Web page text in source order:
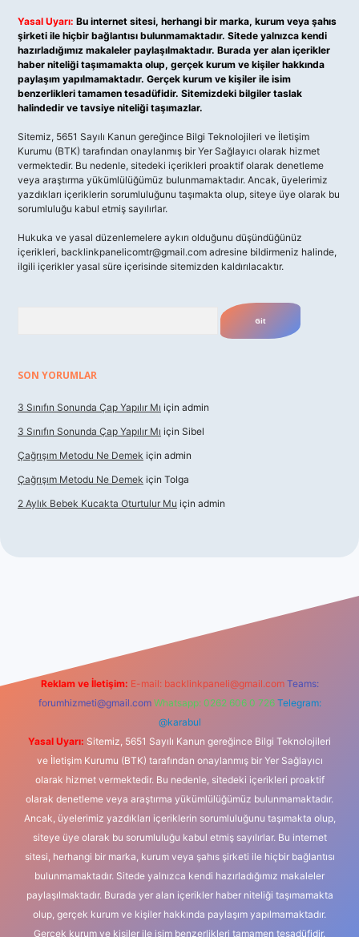
Yasal Uyarı: Bu internet sitesi, herhangi bir marka, kurum veya şahıs
şirketi ile hiçbir bağlantısı bulunmamaktadır. Sitede yalnızca kendi
hazırladığımız makaleler paylaşılmaktadır. Burada yer alan içerikler
haber niteliği taşımamakta olup, gerçek kurum ve kişiler hakkında
paylaşım yapılmamaktadır. Gerçek kurum ve kişiler ile isim
benzerlikleri tamamen tesadüfidir. Sitemizdeki bilgiler taslak
halindedir ve tavsiye niteliği taşımazlar.
Sitemiz, 5651 Sayılı Kanun gereğince Bilgi Teknolojileri ve İletişim
Kurumu (BTK) tarafından onaylanmış bir Yer Sağlayıcı olarak hizmet
vermektedir. Bu nedenle, sitedeki içerikleri proaktif olarak denetleme
veya araştırma yükümlülüğümüz bulunmamaktadır. Ancak, üyelerimiz
yazdıkları içeriklerin sorumluluğunu taşımakta olup, siteye üye olarak bu
sorumluluğu kabul etmiş sayılırlar.
Hukuka ve yasal düzenlemelere aykırı olduğunu düşündüğünüz
içerikleri, backlinkpanelicomtr@gmail.com adresine bildirmeniz halinde,
ilgili içerikler yasal süre içerisinde sitemizden kaldırılacaktır.
SON YORUMLAR
3 Sınıfın Sonunda Çap Yapılır Mı için admin
3 Sınıfın Sonunda Çap Yapılır Mı için Sibel
Çağrışım Metodu Ne Demek için admin
Çağrışım Metodu Ne Demek için Tolga
2 Aylık Bebek Kucakta Oturtulur Mu için admin
Reklam ve İletişim: E-mail: backlinkpaneli@gmail.com Teams:
forumhizmeti@gmail.com Whatsapp: 0262 606 0 726 Telegram:
@karabul
Yasal Uyarı: Sitemiz, 5651 Sayılı Kanun gereğince Bilgi Teknolojileri
ve İletişim Kurumu (BTK) tarafından onaylanmış bir Yer Sağlayıcı
olarak hizmet vermektedir. Bu nedenle, sitedeki içerikleri proaktif
olarak denetleme veya araştırma yükümlülüğümüz bulunmamaktadır.
Ancak, üyelerimiz yazdıkları içeriklerin sorumluluğunu taşımakta olup,
siteye üye olarak bu sorumluluğu kabul etmiş sayılırlar. Bu internet
sitesi, herhangi bir marka, kurum veya şahıs şirketi ile hiçbir bağlantısı
bulunmamaktadır. Sitede yalnızca kendi hazırladığımız makaleler
paylaşılmaktadır. Burada yer alan içerikler haber niteliği taşımamakta
olup, gerçek kurum ve kişiler hakkında paylaşım yapılmamaktadır.
Gerçek kurum ve kişiler ile isim benzerlikleri tamamen tesadüfidir.